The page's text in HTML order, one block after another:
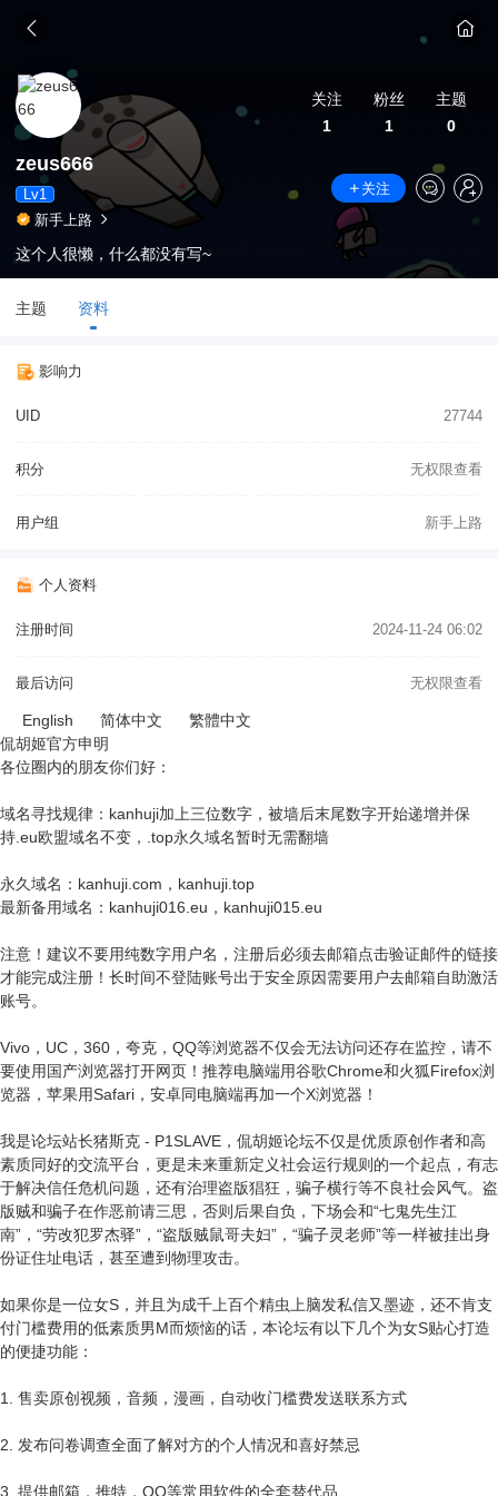
关注
1
粉丝
1
主题
0
zeus666
Lv1
关注
新手上路
这个人很懒，什么都没有写~
主题 资料
影响力
UID 27744
积分 无权限查看
用户组 新手上路
个人资料
注册时间 2024-11-24 06:02
最后访问 无权限查看
English 简体中文
繁體中文
侃胡姬官方申明
各位圈内的朋友你们好：
域名寻找规律：kanhuji加上三位数字，被墙后末尾数字开始递增并保
持.eu欧盟域名不变，.top永久域名暂时无需翻墙
永久域名：kanhuji.com，kanhuji.top
最新备用域名：kanhuji016.eu，kanhuji015.eu
注意！建议不要用纯数字用户名，注册后必须去邮箱点击验证邮件的链接
才能完成注册！长时间不登陆账号出于安全原因需要用户去邮箱自助激活
账号。
Vivo，UC，360，夸克，QQ等浏览器不仅会无法访问还存在监控，请不
要使用国产浏览器打开网页！推荐电脑端用谷歌Chrome和火狐Firefox浏
览器，苹果用Safari，安卓同电脑端再加一个X浏览器！
我是论坛站长猪斯克 - P1SLAVE，侃胡姬论坛不仅是优质原创作者和高
素质同好的交流平台，更是未来重新定义社会运行规则的一个起点，有志
于解决信任危机问题，还有治理盗版猖狂，骗子横行等不良社会风气。盗
版贼和骗子在作恶前请三思，否则后果自负，下场会和“七鬼先生江
南”，“劳改犯罗杰驿”，“盗版贼鼠哥夫妇”，“骗子灵老师”等一样被挂出身
份证住址电话，甚至遭到物理攻击。
如果你是一位女S，并且为成千上百个精虫上脑发私信又墨迹，还不肯支
付门槛费用的低素质男M而烦恼的话，本论坛有以下几个为女S贴心打造
的便捷功能：
1. 售卖原创视频，音频，漫画，自动收门槛费发送联系方式
2. 发布问卷调查全面了解对方的个人情况和喜好禁忌
3. 提供邮箱，推特，QQ等常用软件的全套替代品